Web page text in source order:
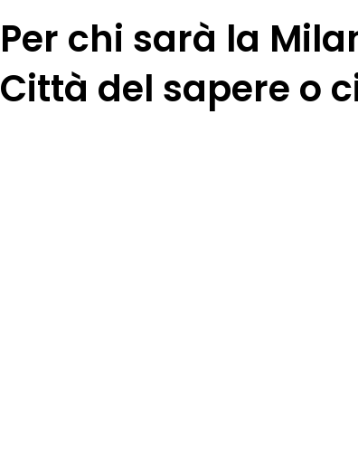
Per chi sarà la
Città del sapere o